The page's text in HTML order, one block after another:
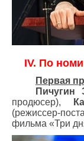
IV. По
Первая
Пичугин
продюсер),
(режиссер-
фильма «Три